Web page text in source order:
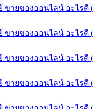
ขายของออนไลน์ อะไรดี (
ขายของออนไลน์ อะไรดี (
ขายของออนไลน์ อะไรดี (
ขายของออนไลน์ อะไรดี (